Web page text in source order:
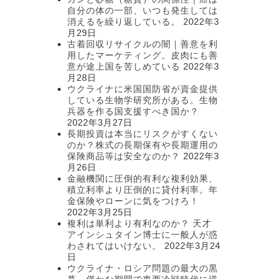
自分の体の一部、いつも発生しては
消えるを繰り返している。
2022年3
月29日
古着回収リサイクルの闇｜善意を利
用したマーケティング。皮肉にも善
意が途上国を苦しめている 2022年3
月28日
ウクライナに米国国防省が資金提供
している生物学研究所がある。生物
兵器を作る国支援すべき国か？
2022年3月27日
長期投資は本当にリスクがすくない
のか？株式の長期保有や長期運用の
保険商品等は安全なのか？
2022年3
月26日
金融機関に圧倒的有利な複利効果、
積立利率より圧倒的に貸付利率。年
金保険やローンに気をつけろ！
2022年3月25日
複利は単利より有利なのか？ 天才
アインシュタイン博士に一般人が惑
わされてはいけない。
2022年3月24
日
ウクライナ・ロシア問題の最大の黒